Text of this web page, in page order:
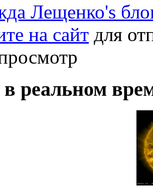
Лещенко's
на сайт для
реальном